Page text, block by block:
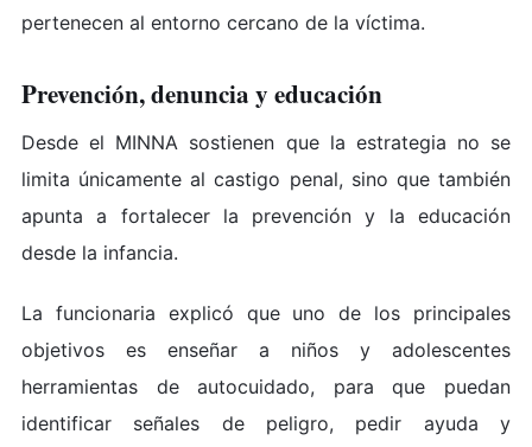
pertenecen al entorno cercano de la víctima.
Prevención, denuncia y educación
Desde el MINNA sostienen que la estrategia no se
limita únicamente al castigo penal, sino que también
apunta a fortalecer la prevención y la educación
desde la infancia.
La funcionaria explicó que uno de los principales
objetivos es enseñar a niños y adolescentes
herramientas de autocuidado, para que puedan
identificar señales de peligro, pedir ayuda y